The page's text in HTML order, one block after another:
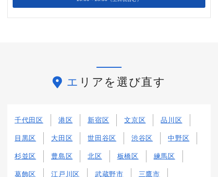
エリアを選び直す
千代田区 港区 新宿区 文京区 品川区
目黒区 大田区 世田谷区 渋谷区 中野区
杉並区 豊島区 北区 板橋区 練馬区
葛飾区 江戸川区 武蔵野市 三鷹市